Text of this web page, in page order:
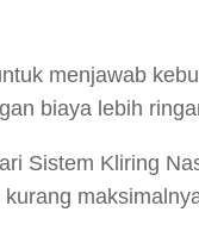
menjawab
biaya lebih
Sistem Kliring